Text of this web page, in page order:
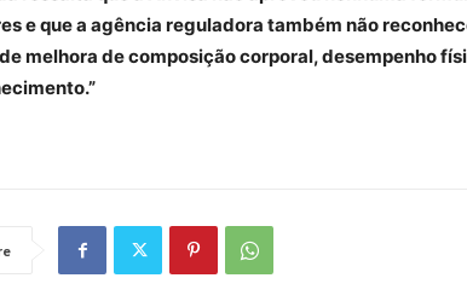
e que a agência reguladora também não
melhora de composição corporal, desempenho